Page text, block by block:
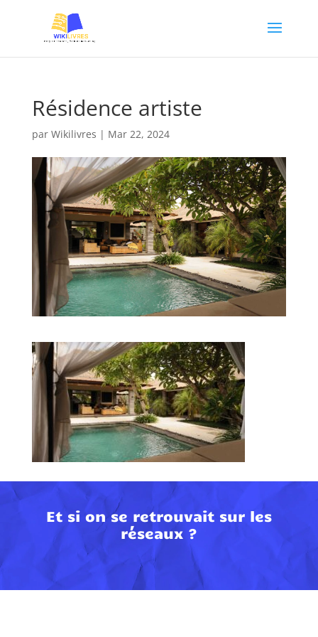
Résidence artiste
par Wikilivres | Mar 22, 2024
Et si on se retrouvait sur les
réseaux ?